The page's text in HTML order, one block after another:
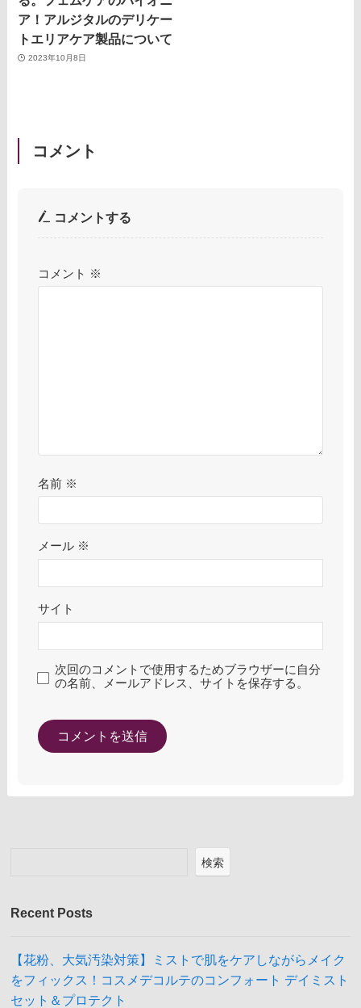
ア！アルジタルのデリケー
トエリアケア製品について
2023年10月8日
コメント
コメントする
コメント ※
名前 ※
メール ※
サイト
次回のコメントで使用するためブラウザーに自分
の名前、メールアドレス、サイトを保存する。
検索
Recent Posts
【花粉、大気汚染対策】ミストで肌をケアしながらメイク
をフィックス！コスメデコルテのコンフォート デイミスト
セット＆プロテクト